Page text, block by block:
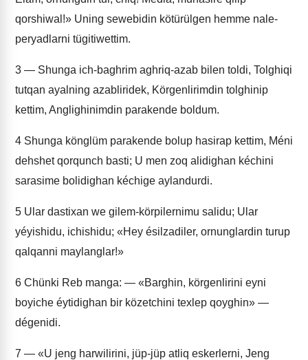
qorshiwal!» Uning sewebidin kötürülgen hemme nale-
peryadlarni tügitiwettim.
3 — Shunga ich-baghrim aghriq-azab bilen toldi, Tolghiqi
tutqan ayalning azabliridek, Körgenlirimdin tolghinip
kettim, Anglighinimdin parakende boldum.
4 Shunga könglüm parakende bolup hasirap kettim, Méni
dehshet qorqunch basti; U men zoq alidighan kéchini
sarasime bolidighan kéchige aylandurdi.
5 Ular dastixan we gilem-körpilernimu salidu; Ular
yéyishidu, ichishidu; «Hey ésilzadiler, ornunglardin turup
qalqanni maylanglar!»
6 Chünki Reb manga: — «Barghin, körgenlirini eyni
boyiche éytidighan bir közetchini texlep qoyghin» —
dégenidi.
7 — «U jeng harwilirini, jüp-jüp atliq eskerlerni, Jeng